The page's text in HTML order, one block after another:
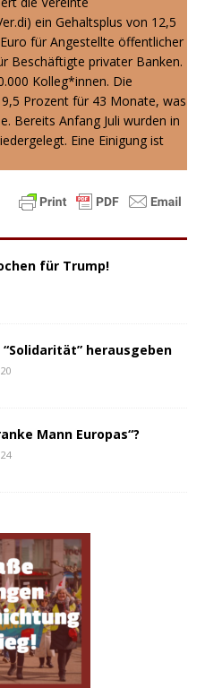
ein Gehaltsplus von 12,5
für Angestellte öffentlicher
Beschäftigte privater Banken.
Kolleg*innen. Die
Prozent für 43 Monate, was
Bereits Anfang Juli wurden in
Eine Einigung ist
für Trump!
herausgeben
Mann Europas“?